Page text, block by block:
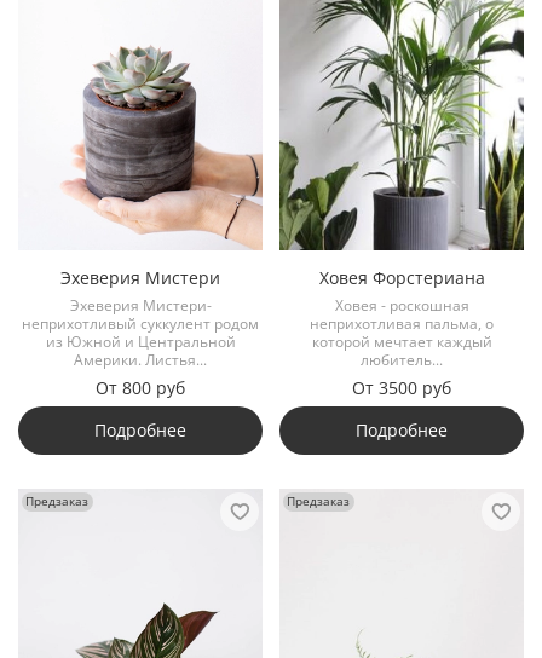
Эхеверия Мистери
Эхеверия Мистери-
неприхотливый суккулент родом
из Южной и Центральной
Америки. Листья...
От 800 руб
Подробнее
Ховея Форстериана
Ховея - роскошная
неприхотливая пальма, о
которой мечтает каждый
любитель...
От 3500 руб
Подробнее
Предзаказ Предзаказ